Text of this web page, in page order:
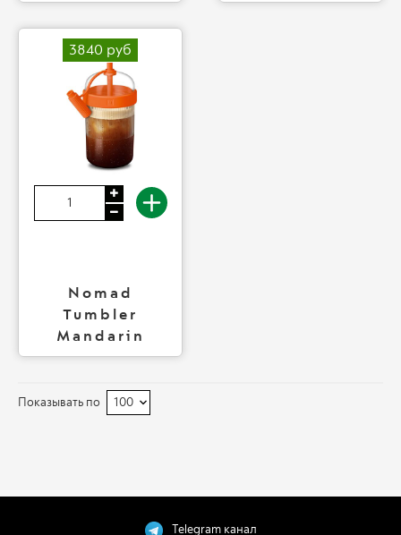
3840 руб
Nomad
Tumbler
Mandarin
Показывать по
Telegram канал